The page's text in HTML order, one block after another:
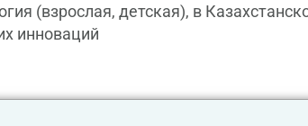
(взрослая, детская), в
инноваций